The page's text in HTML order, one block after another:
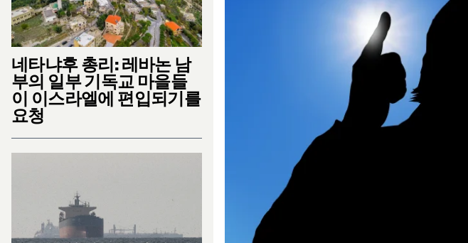
네타냐후 총리: 레바논 남
부의 일부 기독교 마을들
이 이스라엘에 편입되기를
요청